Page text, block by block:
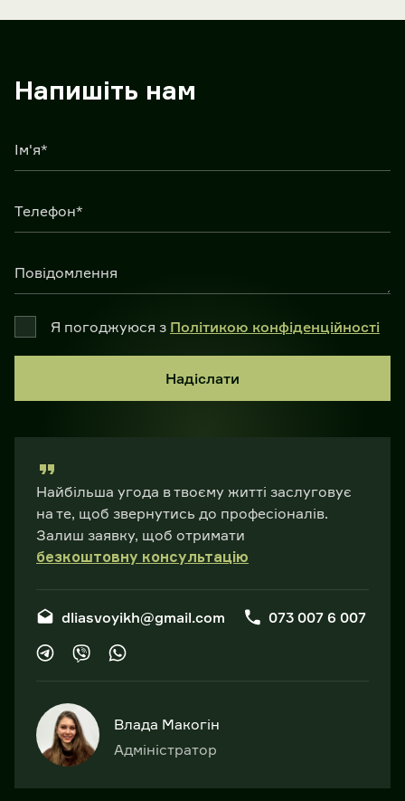
Напишіть нам
Ім'я*
Телефон*
Повідомлення
Я погоджуюся з Політикою конфіденційності
Надіслати
Найбільша угода в твоєму житті заслуговує
на те, щоб звернутись до професіоналів.
Залиш заявку, щоб отримати
безкоштовну консультацію
dliasvoyikh@gmail.com 073 007 6 007
Влада Макогін
Адміністратор